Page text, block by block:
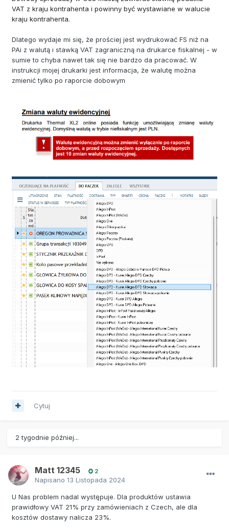
VAT z kraju kontrahenta i powinny być wystawiane w walucie
kraju kontrahenta.
Dlatego wydaje mi się, że prościej jest wydrukować FS niż na
PAi z walutą i stawką VAT zagraniczną na drukarce fiskalnej - w
sumie to chyba nawet tak się nie bardzo da pracować. W
instrukcji mojej drukarki jest informacja, że walutę można
zmienić tylko po raporcie dobowym
Cytuj
2 tygodnie później...
Matt 12345 2
Napisano 13 Listopada 2024
U Nas problem nadal występuje. Dla produktów ustawia
prawidłowy VAT 21% przy zamówieniach z Czech, ale dla
kosztów dostawy nalicza 23%.